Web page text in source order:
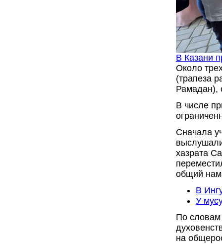
В Казани
Около
(трапеза
Рамадан),
В числе
Сначала
хазрата
общий
В
У
По
на